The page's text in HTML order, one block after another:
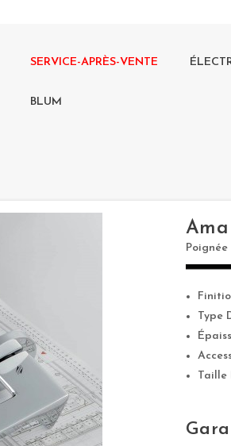
SERVICE-APRÈS-VENTE
BLUM
Ama
Type
Taille